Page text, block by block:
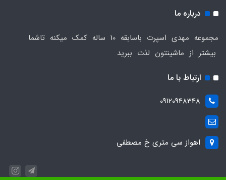
درباره ما
مجموعه مهدی اسپرت باسابقه 10 ساله کمک میکنه تاشما
بیشتر از ماشینتون لذت ببرید
ارتباط با ما
09120948348
اهواز سی متری خ مصطفی